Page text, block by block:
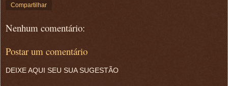
Compartilhar
Nenhum comentário:
Postar um comentário
DEIXE AQUI SEU SUA SUGESTÃO